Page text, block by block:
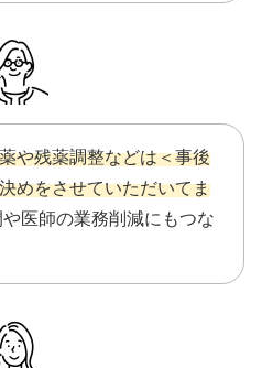
や残薬調整などは＜事後
めをさせていただいてま
医師の業務削減にもつな